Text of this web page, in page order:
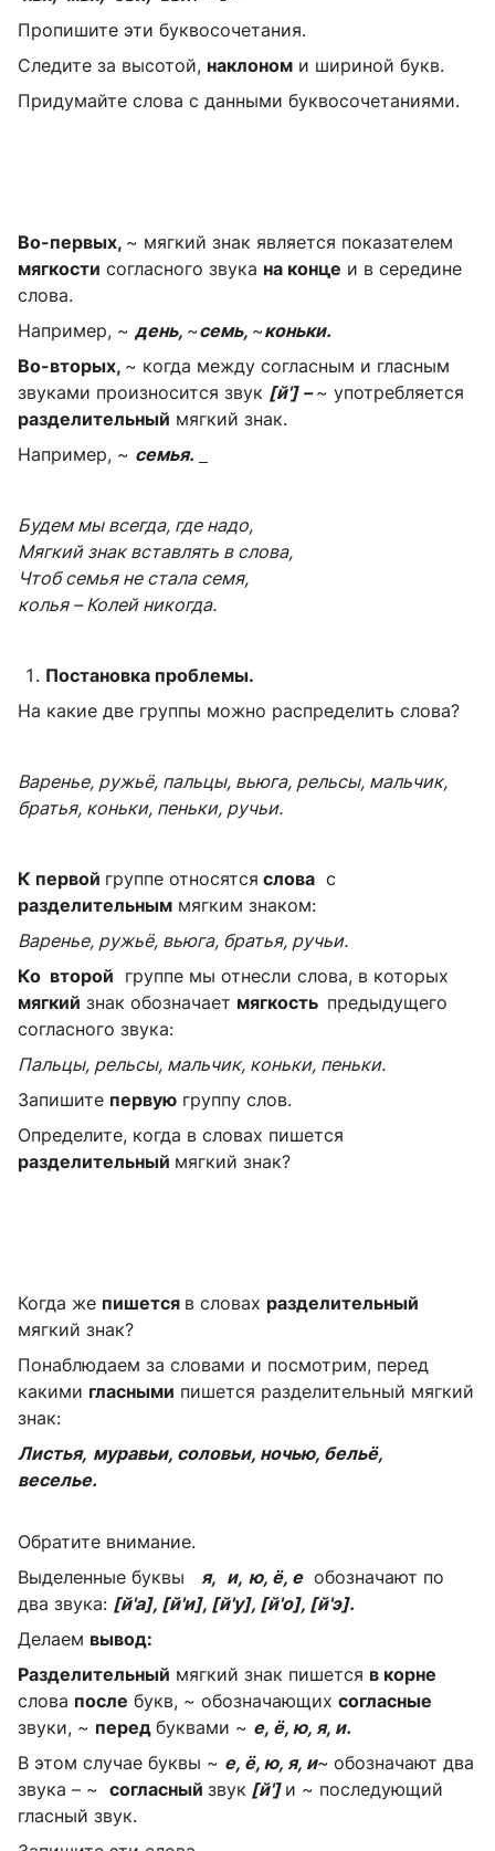
Пропишите эти буквосочетания.
Следите за высотой, наклоном и шириной букв.
Придумайте слова с данными буквосочетаниями.
Во-первых, ~ мягкий знак является показателем
мягкости согласного звука на конце и в середине
слова.
Например, ~ день, ~семь, ~коньки.
Во-вторых, ~ когда между согласным и гласным
звуками произносится звук [й'] –~ употребляется
разделительный мягкий знак.
Например, ~ семья.
Будем мы всегда, где надо,
Мягкий знак вставлять в слова,
Чтоб семья не стала семя,
колья – Колей никогда.
Постановка проблемы.
На какие две группы можно распределить слова?
Варенье, ружьё, пальцы, вьюга, рельсы, мальчик,
братья, коньки, пеньки, ручьи.
К первой группе относятся слова с
разделительным мягким знаком:
Варенье, ружьё, вьюга, братья, ручьи.
Ко второй группе мы отнесли слова, в которых
мягкий знак обозначает мягкость предыдущего
согласного звука:
Пальцы, рельсы, мальчик, коньки, пеньки.
Запишите первую группу слов.
Определите, когда в словах пишется
разделительный мягкий знак?
Когда же пишется в словах разделительный
мягкий знак?
Понаблюдаем за словами и посмотрим, перед
какими гласными пишется разделительный мягкий
знак:
Листья, муравьи, соловьи, ночью, бельё,
веселье.
Обратите внимание.
Выделенные буквы я, и, ю, ё, еобозначают по
два звука: [й'а], [й'и], [й'у], [й'о], [й'э].
Делаем вывод:
Разделительный мягкий знак пишется в корне
слова после букв, ~ обозначающих согласные
звуки, ~ перед буквами ~ е, ё, ю, я, и.
В этом случае буквы ~ е, ё, ю, я, и~ обозначают два
звука – ~ согласный звук [й'] и ~ последующий
гласный звук.